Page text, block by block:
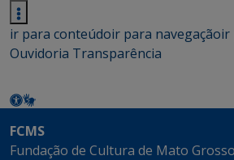
ir para conteúdoir para navegaçãoir
Ouvidoria Transparência
FCMS
Fundação de Cultura de Mato